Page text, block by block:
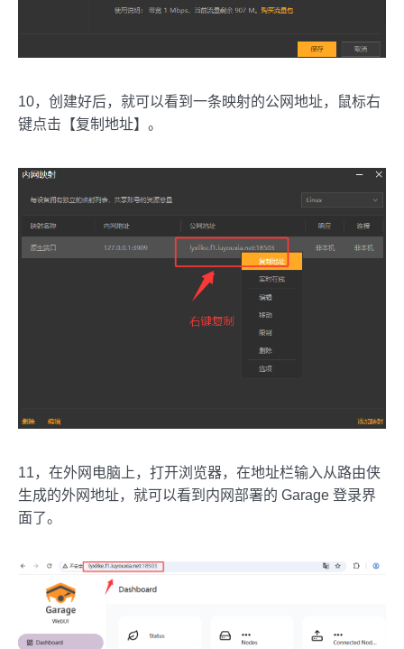
10，创建好后，就可以看到一条映射的公网地址，鼠标右
键点击【复制地址】。
11，在外网电脑上，打开浏览器，在地址栏输入从路由侠
生成的外网地址，就可以看到内网部署的 Garage 登录界
面了。